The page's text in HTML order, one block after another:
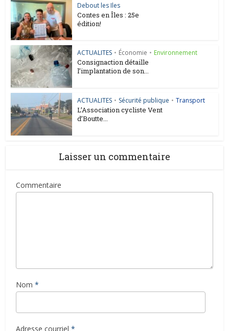
Debout les Iles
Contes en Îles : 25e
édition!
ACTUALITES • Économie • Environnement
Consignaction détaille
l’implantation de son...
ACTUALITES • Sécurité publique • Transport
L’Association cycliste Vent
d’Boutte...
Laisser un commentaire
Commentaire
Nom *
Adresse courriel *